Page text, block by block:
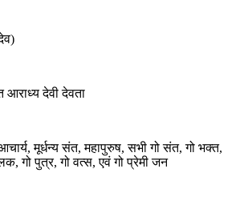
आराध्य देवी देवता
मूर्धन्य संत, महापुरुष, सभी गो संत, गो भक्त,
गो पुत्र, गो वत्स, एवं गो प्रेमी जन